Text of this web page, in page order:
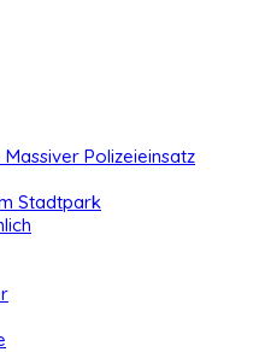
Polizeieinsatz
Stadtpark